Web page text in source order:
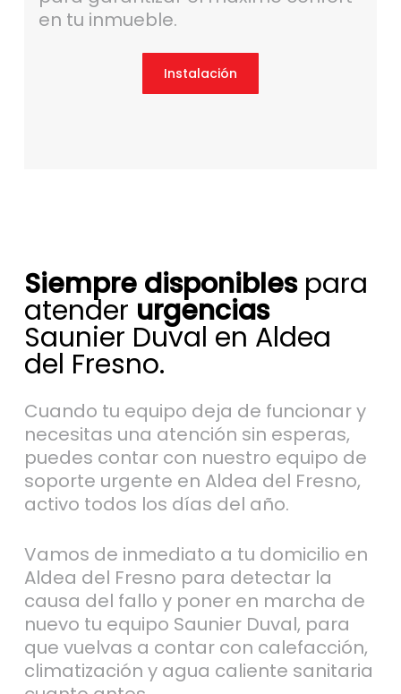
en tu inmueble.
Instalación
Siempre disponiblespara
atender urgencias
Saunier Duval en Aldea
del Fresno.
Cuando tu equipo deja de funcionar y
necesitas una atención sin esperas,
puedes contar con nuestro equipo de
soporte urgente en Aldea del Fresno,
activo todos los días del año.
Vamos de inmediato a tu domicilio en
Aldea del Fresno para detectar la
causa del fallo y poner en marcha de
nuevo tu equipo Saunier Duval, para
que vuelvas a contar con calefacción,
climatización y agua caliente sanitaria